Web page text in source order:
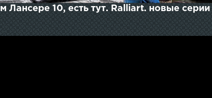
Лансере 10, есть тут. Ralliart. новые серии